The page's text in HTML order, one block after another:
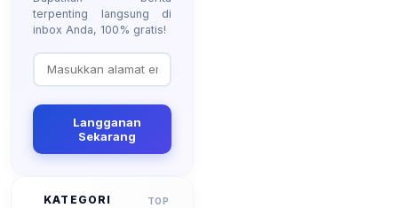
terpenting langsung di
inbox Anda, 100% gratis!
Langganan
Sekarang
KATEGORI
TOP